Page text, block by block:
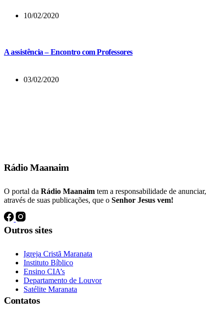
10/02/2020
A assistência – Encontro com Professores
03/02/2020
Rádio Maanaim
O portal da Rádio Maanaim tem a responsabilidade de anunciar,
através de suas publicações, que o Senhor Jesus vem!
Outros sites
Igreja Cristã Maranata
Instituto Bíblico
Ensino CIA’s
Departamento de Louvor
Satélite Maranata
Contatos